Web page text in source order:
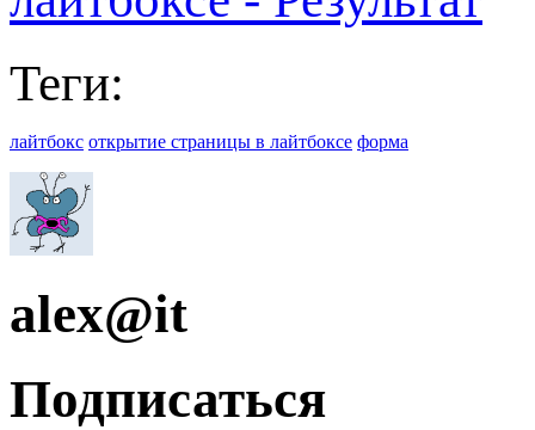
Теги:
лайтбокс открытие страницы в лайтбоксе форма
alex@it
Подписаться